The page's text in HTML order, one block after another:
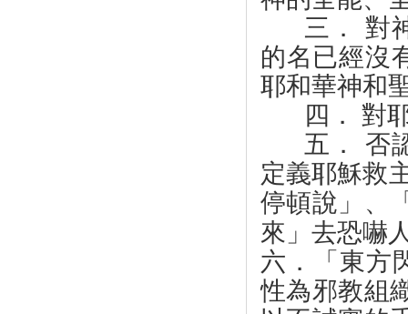
三．
對
的名已經沒
耶和華神和
四．
對
五．
否
定義耶穌救
停頓說」、
來」去恐嚇
六．「東方
性為邪教組